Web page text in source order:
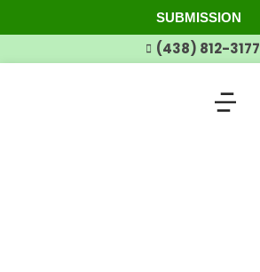
SUBMISSION
(438) 812-3177